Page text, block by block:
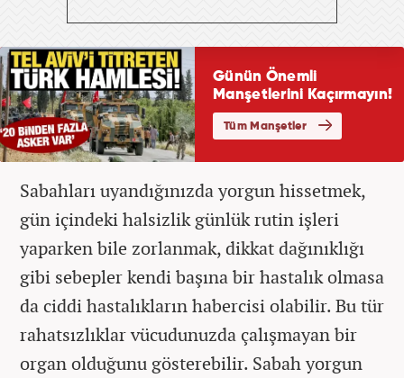
Sabahları uyandığınızda yorgun hissetmek,
gün içindeki halsizlik günlük rutin işleri
yaparken bile zorlanmak, dikkat dağınıklığı
gibi sebepler kendi başına bir hastalık olmasa
da ciddi hastalıkların habercisi olabilir. Bu tür
rahatsızlıklar vücudunuzda çalışmayan bir
organ olduğunu gösterebilir. Sabah yorgun